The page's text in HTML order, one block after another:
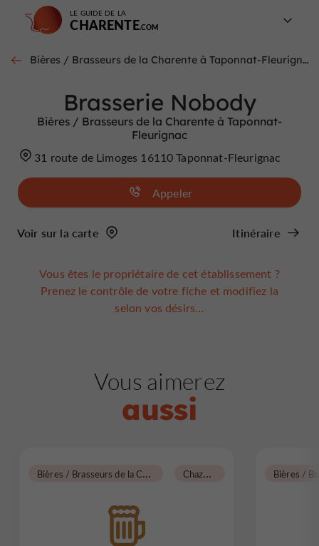
LE GUIDE DE LA
CHARENTE
Bières / Brasseurs de la Charente à Taponnat-Fleurignac
Brasserie Nobody
Bières / Brasseurs de la Charente à Taponnat-
Fleurignac
31 route de Limoges 16110 Taponnat-Fleurignac
Appeler
Voir sur la carte Itinéraire
Vous êtes le propriétaire de cet établissement ?
Prenez le contrôle de votre fiche et modifiez la
selon vos désirs...
Vous aimerez
aussi
B
ières / Brasseurs de la Charente C
hazelles